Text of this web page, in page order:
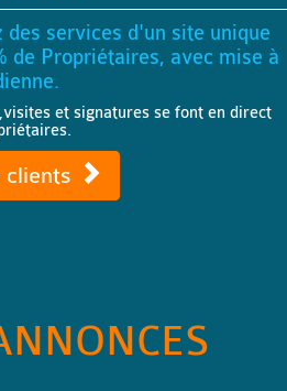
des services d'un site unique
de Propriétaires, avec mise à
et signatures se font en direct
clients